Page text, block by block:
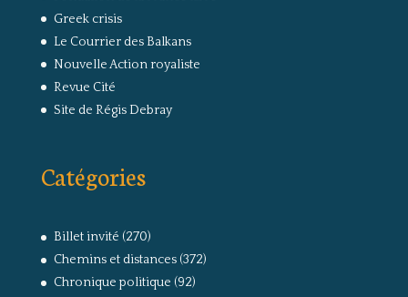
Greek crisis
Le Courrier des Balkans
Nouvelle Action royaliste
Revue Cité
Site de Régis Debray
Catégories
Billet invité (270)
Chemins et distances(372)
Chronique politique (92)